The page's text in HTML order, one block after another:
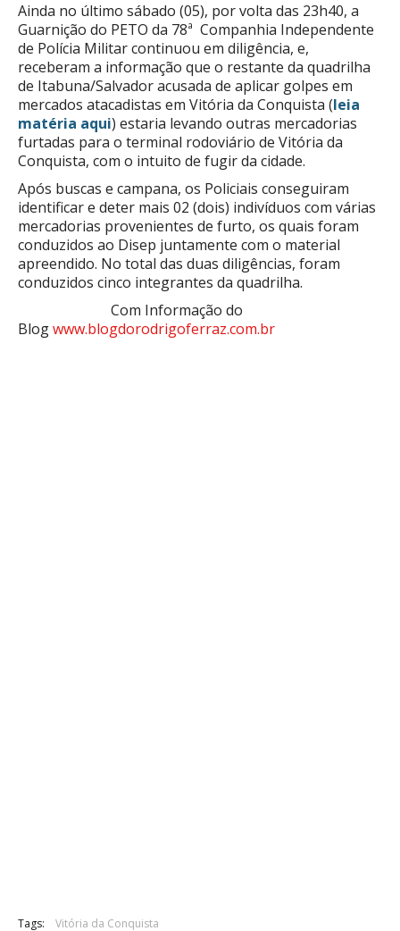
Ainda no último sábado (05), por volta das 23h40, a
Guarnição do PETO da 78ª Companhia Independente
de Polícia Militar continuou em diligência, e,
receberam a informação que o restante da quadrilha
de Itabuna/Salvador acusada de aplicar golpes em
mercados atacadistas em Vitória da Conquista (leia
matéria aqui) estaria levando outras mercadorias
furtadas para o terminal rodoviário de Vitória da
Conquista, com o intuito de fugir da cidade.
Após buscas e campana, os Policiais conseguiram
identificar e deter mais 02 (dois) indivíduos com várias
mercadorias provenientes de furto, os quais foram
conduzidos ao Disep juntamente com o material
apreendido. No total das duas diligências, foram
conduzidos cinco integrantes da quadrilha.
Com Informação do
Blogwww.blogdorodrigoferraz.com.br
Tags: Vitória da Conquista